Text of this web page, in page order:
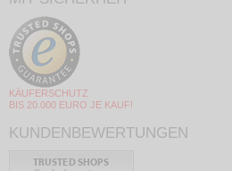
KÄUFERSCHUTZ
BIS 20.000 EURO JE KAUF!
KUNDENBEWERTUNGEN